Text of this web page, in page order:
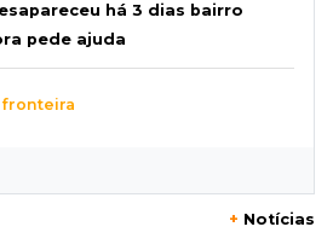
há 3 dias bairro
pede ajuda
+ Notícias